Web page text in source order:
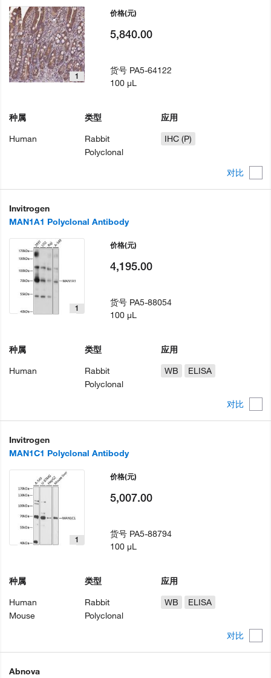
对比
1
种属
Human
类型
Rabbit
Polyclonal
应用
IHC (P)
价格(元)
5,840.00
货号 PA5-64122
100 µL
Invitrogen
MAN1A1 Polyclonal Antibody
对比
1
种属
Human
类型
Rabbit
Polyclonal
应用
WB
ELISA
价格(元)
4,195.00
货号 PA5-88054
100 µL
Invitrogen
MAN1C1 Polyclonal Antibody
对比
1
种属
Human
Mouse
类型
Rabbit
Polyclonal
应用
WB
ELISA
价格(元)
5,007.00
货号 PA5-88794
100 µL
Abnova